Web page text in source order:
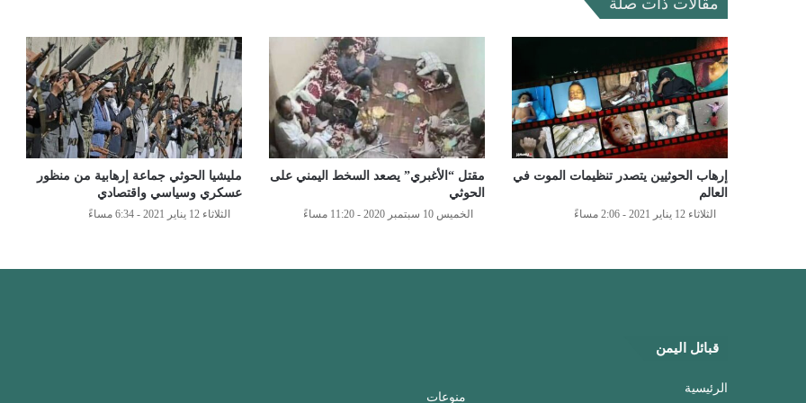
مقالات ذات صلة
إرهاب الحوثيين يتصدر تنظيمات الموت في
العالم
الثلاثاء 12 يناير 2021 - 2:06 مساءً
مقتل “الأغبري” يصعد السخط اليمني على
الحوثي
الخميس 10 سبتمبر 2020 - 11:20 مساءً
مليشيا الحوثي جماعة إرهابية من منظور
عسكري وسياسي واقتصادي
الثلاثاء 12 يناير 2021 - 6:34 مساءً
قبائل اليمن
الرئيسية
منوعات